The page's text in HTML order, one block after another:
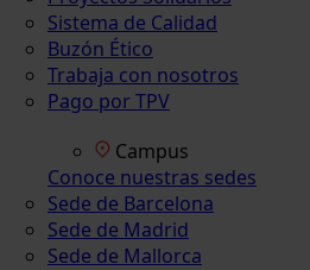
Sistema de Calidad
Buzón Ético
Trabaja con nosotros
Pago por TPV
Campus
Conoce nuestras sedes
Sede de Barcelona
Sede de Madrid
Sede de Mallorca